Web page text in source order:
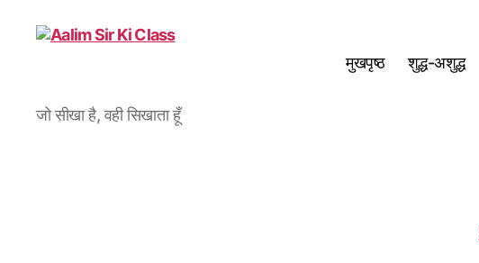
Aalim
Sir
जो सीखा है, वही सिखाता हूँ
मुखपृष्ठ शुद्ध-अशुद्ध